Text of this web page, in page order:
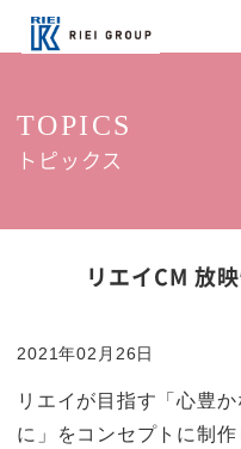
TOPICS
トピックス
リエイCM 放
2021年02月26日
リエイが目指す「心豊
に」をコンセプトに制